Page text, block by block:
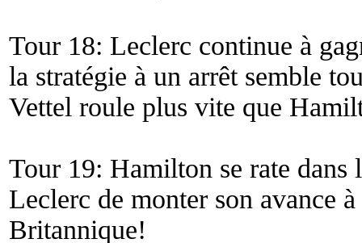
Tour 18: Leclerc continue à
la stratégie à un arrêt semble
Vettel roule plus vite que
Tour 19: Hamilton se rate dans
Leclerc de monter son avance
Britannique!